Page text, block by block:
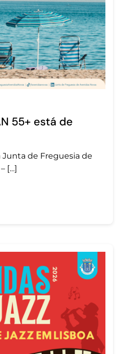
55+ está de
de Freguesia de
[…]